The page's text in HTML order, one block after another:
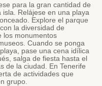
para la gran cantidad de
Relájese en una playa
Explore el parque
la diversidad de
los monumentos
Cuando se ponga
pase una cena idílica
salga de fiesta hasta el
de la ciudad. En Tenerife
de actividades que
grupo.